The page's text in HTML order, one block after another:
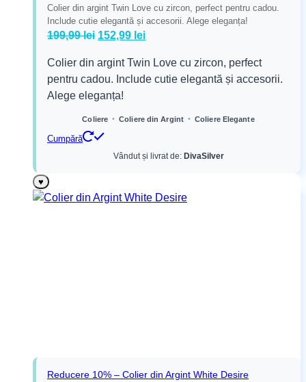
Colier din argint Twin Love cu zircon, perfect pentru cadou.
Include cutie elegantă și accesorii. Alege eleganța!
199,99lei Prețul
a
fost:
199,99 lei.
152,99 leiPrețul
este:
152,99 lei.
Colier din argint Twin Love cu zircon, perfect
pentru cadou. Include cutie elegantă și accesorii.
Alege eleganța!
Coliere • Coliere din Argint • Coliere Elegante
Cumpără
Vândut și livrat de: DivaSilver
♥
Reducere 10% – Colier din Argint White Desire